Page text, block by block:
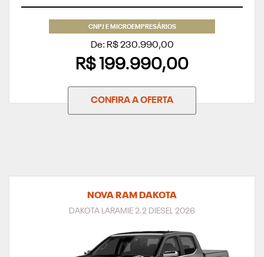
CNPJ E MICROEMPRESÁRIOS
De: R$ 230.990,00
R$ 199.990,00
CONFIRA A OFERTA
NOVA RAM DAKOTA
DAKOTA LARAMIE 2.2 DIESEL 2026